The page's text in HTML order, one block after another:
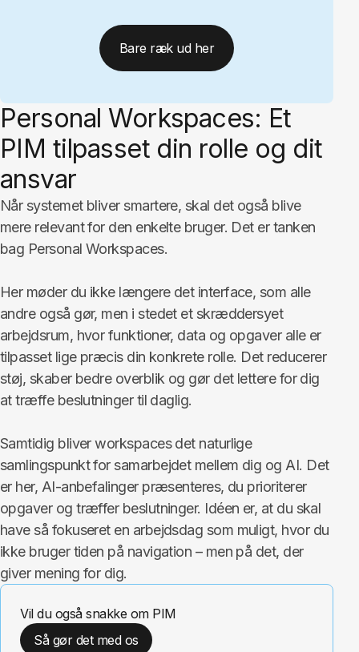
Bare ræk ud her
Personal Workspaces: Et
PIM tilpasset din rolle og dit
ansvar
Når systemet bliver smartere, skal det også blive
mere relevant for den enkelte bruger. Det er tanken
bag Personal Workspaces.
Her møder du ikke længere det interface, som alle
andre også gør, men i stedet et skræddersyet
arbejdsrum, hvor funktioner, data og opgaver alle er
tilpasset lige præcis din konkrete rolle. Det reducerer
støj, skaber bedre overblik og gør det lettere for dig
at træffe beslutninger til daglig.
Samtidig bliver workspaces det naturlige
samlingspunkt for samarbejdet mellem dig og AI. Det
er her, AI-anbefalinger præsenteres, du prioriterer
opgaver og træffer beslutninger. Idéen er, at du skal
have så fokuseret en arbejdsdag som muligt, hvor du
ikke bruger tiden på navigation – men på det, der
giver mening for dig.
Vil du også snakke om PIM
Så gør det med os